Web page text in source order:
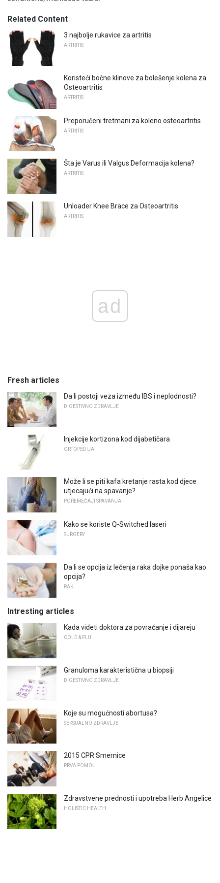
Related Content
3 najbolje rukavice za artritis
ARTRITIS
Koristeći bočne klinove za bolešenje kolena za
Osteoartritis
ARTRITIS
Preporučeni tretmani za koleno osteoartritis
ARTRITIS
Šta je Varus ili Valgus Deformacija kolena?
ARTRITIS
Unloader Knee Brace za Osteoartritis
ARTRITIS
ad
Fresh articles
Da li postoji veza između IBS i neplodnosti?
DIGESTIVNO ZDRAVLJE
Injekcije kortizona kod dijabetičara
ORTOPEDIJA
Može li se piti kafa kretanje rasta kod djece
utjecajući na spavanje?
POREMEĆAJI SPAVANJA
Kako se koriste Q-Switched laseri
SURGERY
Da li se opcija iz lečenja raka dojke ponaša kao
opcija?
RAK
Intresting articles
Kada videti doktora za povraćanje i dijareju
COLD & FLU
Granuloma karakteristična u biopsiji
DIGESTIVNO ZDRAVLJE
Koje su mogućnosti abortusa?
SEKSUALNO ZDRAVLJE
2015 CPR Smernice
PRVA POMOĆ
Zdravstvene prednosti i upotreba Herb Angelice
HOLISTIC HEALTH